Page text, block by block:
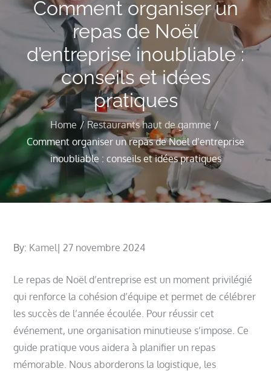
Comment organiser un
repas de Noël
d’entreprise inoubliable :
conseils et idées
pratiques
Home
Restaurants haut de gamme
Comment organiser un repas de Noël d’entreprise
inoubliable : conseils et idées pratiques
By: Kamel Posted
27 novembre 2024
Le repas de Noël d’entreprise est un moment privilégié
qui renforce la cohésion d’équipe et permet de célébrer
les succès de l’année écoulée. Pour réussir cet
événement, une organisation minutieuse s’impose. Ce
guide pratique vous aidera à planifier un repas
mémorable. Nous aborderons la logistique, les